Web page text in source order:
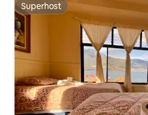
Superhost
Superhost